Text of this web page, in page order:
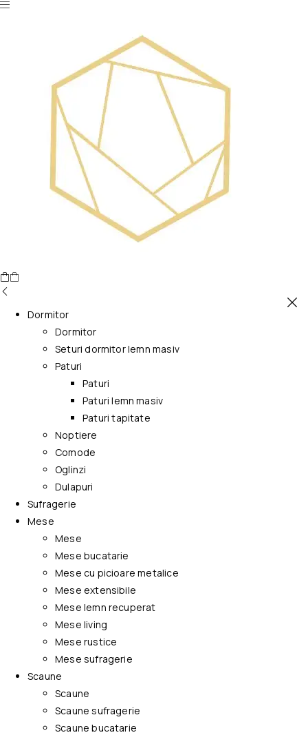
Dormitor
Dormitor
Seturi dormitor lemn masiv
Paturi
Paturi
Paturi lemn masiv
Paturi tapitate
Noptiere
Comode
Oglinzi
Dulapuri
Sufragerie
Mese
Mese
Mese bucatarie
Mese cu picioare metalice
Mese extensibile
Mese lemn recuperat
Mese living
Mese rustice
Mese sufragerie
Scaune
Scaune
Scaune sufragerie
Scaune bucatarie